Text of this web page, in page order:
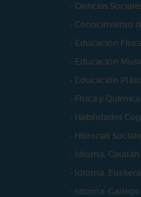
- Ciencias
- Conocimiento
- Educación
- Educación
- Educación
- Física y Química
- Habilidades
- Historias
- Idioma: Catalán
- Idioma: Euskera
- Idioma: Gallego